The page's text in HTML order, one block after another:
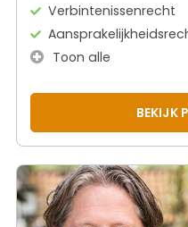
Verbintenissenrecht
Toon alle
BEKIJK